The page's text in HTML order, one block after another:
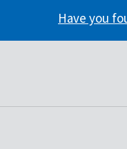
Have you